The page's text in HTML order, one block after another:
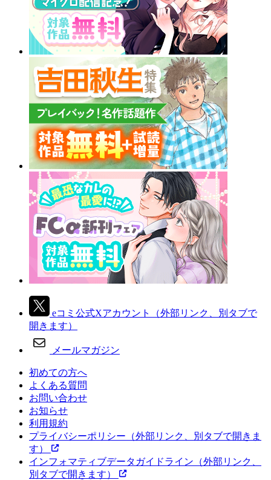
eコミ公式Xアカウント
（外部リンク、別タブで
開きます）
メールマガジン
初めての方へ
よくある質問
お問い合わせ
お知らせ
利用規約
プライバシーポリシー （外部リンク、別タブで開きま
す）
インフォマティブデータガイドライン （外部リンク、
別タブで開きます）